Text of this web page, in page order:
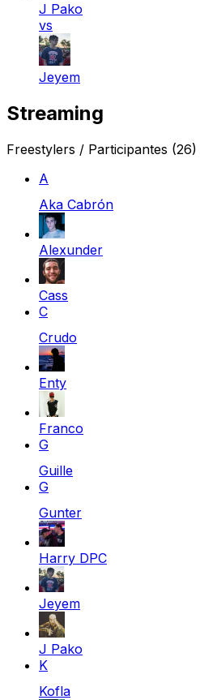
J Pako
vs
Jeyem
Streaming
Freestylers / Participantes (26)
A
Aka Cabrón
Alexunder
Cass
C
Crudo
Enty
Franco
G
Guille
G
Gunter
Harry DPC
Jeyem
J Pako
K
Kofla